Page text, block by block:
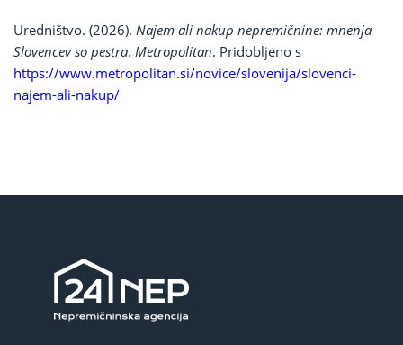
Uredništvo. (2026). Najem ali nakup nepremičnine: mnenja
Slovencev so pestra. Metropolitan. Pridobljeno s
https://www.metropolitan.si/novice/slovenija/slovenci-
najem-ali-nakup/